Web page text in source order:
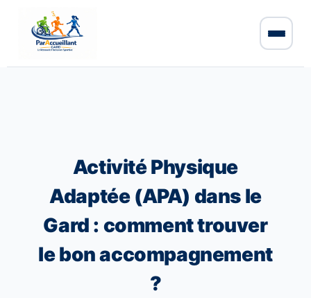
Activité Physique
Adaptée (APA) dans le
Gard : comment trouver
le bon accompagnement
?